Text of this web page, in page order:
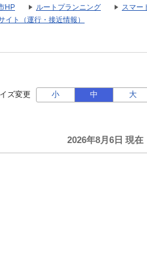
HP ルートプランニング
スマー
イト（運行・接近情報）
ズ変更 小 中 大
2026年8月6日 現在